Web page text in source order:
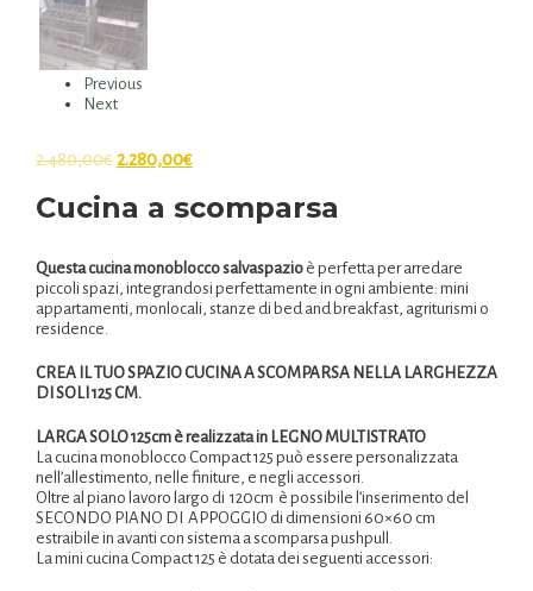
Previous
Next
2.480,00€ 2.280,00€
Cucina a scomparsa
Questa cucina monoblocco salvaspazio è perfetta per arredare
piccoli spazi, integrandosi perfettamente in ogni ambiente: mini
appartamenti, monlocali, stanze di bed and breakfast, agriturismi o
residence.
CREA IL TUO SPAZIO CUCINA A SCOMPARSA NELLA LARGHEZZA
DI SOLI 125 CM.
LARGA SOLO 125cm è realizzata in LEGNO MULTISTRATO
La cucina monoblocco Compact 125 può essere personalizzata
nell’allestimento, nelle finiture, e negli accessori.
Oltre al piano lavoro largo di 120cm è possibile l’inserimento del
SECONDO PIANO DI APPOGGIO di dimensioni 60×60 cm
estraibile in avanti con sistema a scomparsa pushpull.
La mini cucina Compact 125 è dotata dei seguenti accessori: